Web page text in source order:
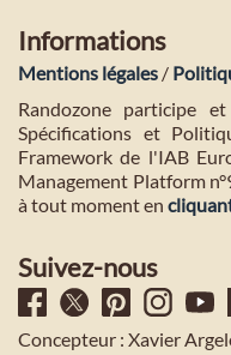
Informations
Mentions légales /
Randozone participe
Spécifications et
Framework de l'IAB
Management Platform
à tout moment en
Suivez-nous
Concepteur : Xavier